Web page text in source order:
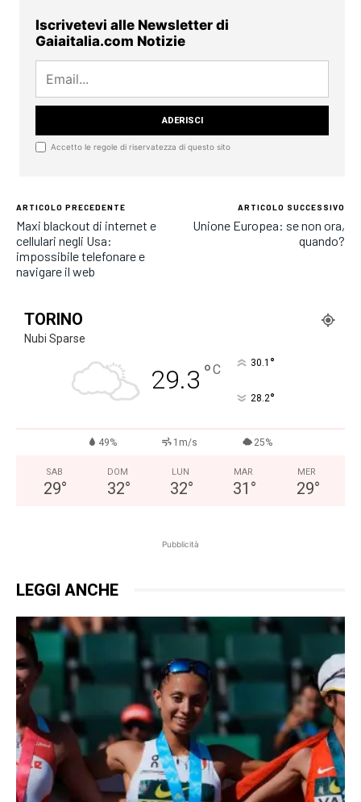
Iscrivetevi alle Newsletter di
Gaiaitalia.com Notizie
Accetto le regole di riservatezza di questo sito
ARTICOLO PRECEDENTE
Maxi blackout di internet e
cellulari negli Usa:
impossibile telefonare e
navigare il web
ARTICOLO SUCCESSIVO
Unione Europea: se non ora,
quando?
TORINO
Nubi Sparse
29.3 °C 30.1 °
28.2°
49% 1m/s 25%
SAB
29°
DOM
32°
LUN
32°
MAR
31 °
MER
29°
Pubblicità
LEGGI ANCHE